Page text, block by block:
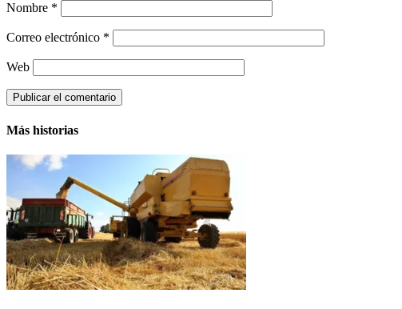
Nombre *
Correo electrónico *
Web
Más historias